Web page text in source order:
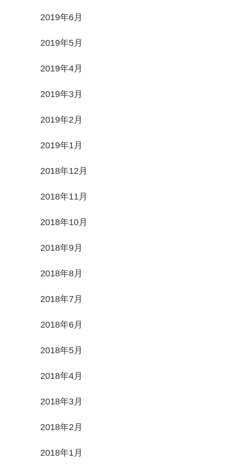
2019年6月
2019年5月
2019年4月
2019年3月
2019年2月
2019年1月
2018年12月
2018年11月
2018年10月
2018年9月
2018年8月
2018年7月
2018年6月
2018年5月
2018年4月
2018年3月
2018年2月
2018年1月